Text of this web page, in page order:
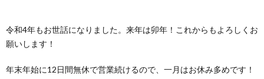
令和4年もお世話になりました。来年は卯年！これからもよろしくお
願いします！
年末年始に12日間無休で営業続けるので、一月はお休み多めです！